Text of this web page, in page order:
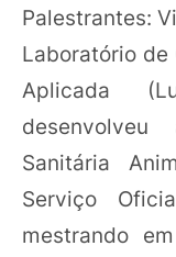
Palestrantes:
Laboratório de
Aplicada
Sanitária
Serviço
mestrando